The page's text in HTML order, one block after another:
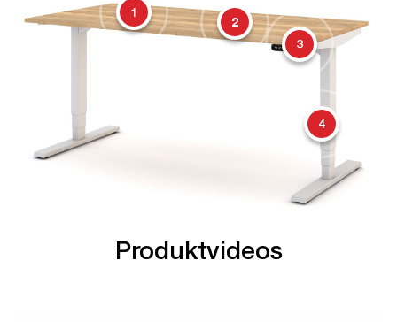
1
2
3
4
Produktvideos